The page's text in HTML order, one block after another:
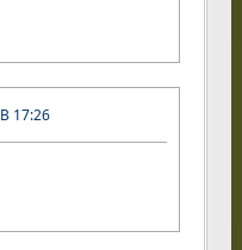
17:26